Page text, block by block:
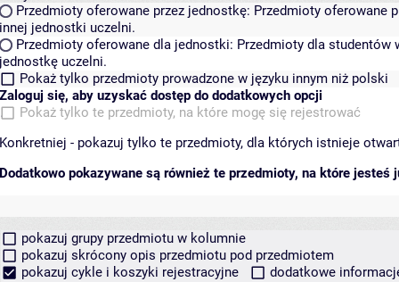
Przedmioty oferowane przez jednostkę: Przedmioty oferowane
innej jednostki uczelni.
Przedmioty oferowane dla jednostki: Przedmioty dla studentów
jednostkę uczelni.
Pokaż tylko przedmioty prowadzone w języku innym niż polski
Zaloguj się, aby uzyskać dostęp do dodatkowych opcji
Pokaż tylko te przedmioty, na które mogę się rejestrować
Konkretniej - pokazuj tylko te przedmioty, dla których istnieje
Dodatkowo pokazywane są również te przedmioty, na które jesteś
pokazuj grupy przedmiotu w kolumnie
pokazuj skrócony opis przedmiotu pod przedmiotem
pokazuj cykle i koszyki rejestracyjne
dodatkowe